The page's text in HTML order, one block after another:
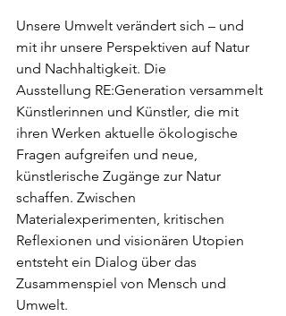
Unsere Umwelt verändert sich – und
mit ihr unsere Perspektiven auf Natur
und Nachhaltigkeit. Die
Ausstellung RE:Generation versammelt
Künstlerinnen und Künstler, die mit
ihren Werken aktuelle ökologische
Fragen aufgreifen und neue,
künstlerische Zugänge zur Natur
schaffen. Zwischen
Materialexperimenten, kritischen
Reflexionen und visionären Utopien
entsteht ein Dialog über das
Zusammenspiel von Mensch und
Umwelt.